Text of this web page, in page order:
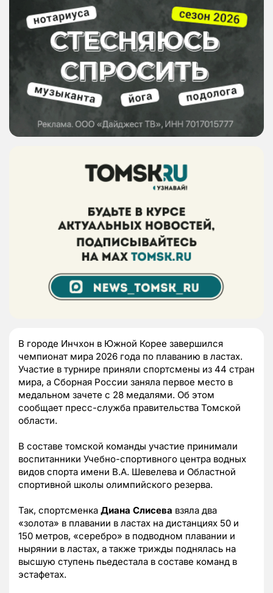
В городе Инчхон в Южной Корее завершился
чемпионат мира 2026 года по плаванию в ластах.
Участие в турнире приняли спортсмены из 44 стран
мира, а Сборная России заняла первое место в
медальном зачете с 28 медалями. Об этом
сообщает пресс-служба правительства Томской
области.
В составе томской команды участие принимали
воспитанники Учебно-спортивного центра водных
видов спорта имени В.А. Шевелева и Областной
спортивной школы олимпийского резерва.
Так, спортсменка Диана Слисева взяла два
«золота» в плавании в ластах на дистанциях 50 и
150 метров, «серебро» в подводном плавании и
нырянии в ластах, а также трижды поднялась на
высшую ступень пьедестала в составе команд в
эстафетах.